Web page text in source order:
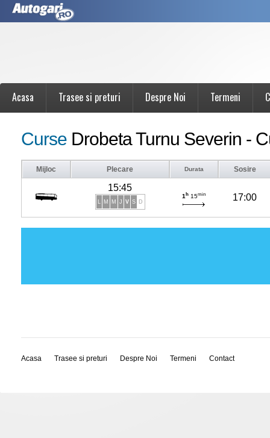
Acasa Trasee si preturi Despre Noi Termeni
Curse Drobeta Turnu Severin -
Mijloc Plecare Durata Sosire
15:45
L M M J V S D
1 h 15min 17:00
Acasa Trasee si preturi Despre Noi Termeni Contact